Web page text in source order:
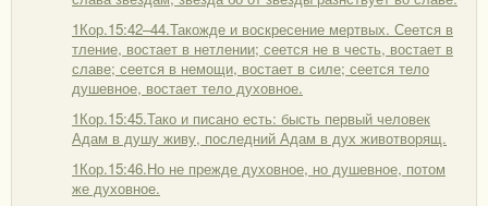
1Кор.15:42–44.Такожде и воскресение мертвых. Сеется в
тление, востает в нетлении; сеется не в честь, востает в
славе; сеется в немощи, востает в силе; сеется тело
душевное, востает тело духовное.
1Кор.15:45.Тако и писано есть: бысть первый человек
Адам в душу живу, последний Адам в дух животворящ.
1Кор.15:46.Но не прежде духовное, но душевное, потом
же духовное.